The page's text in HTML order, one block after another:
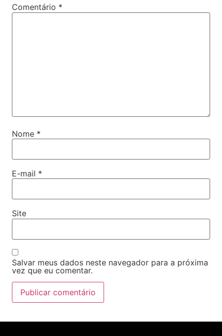
Comentário *
Nome *
E-mail *
Site
Salvar meus dados neste navegador para a próxima
vez que eu comentar.